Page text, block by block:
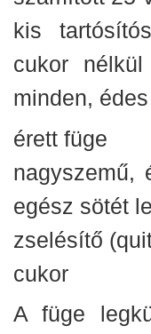
kis
cukor
minden,
érett füge
nagyszemű,
egész sötét
zselésítő
cukor
A füge